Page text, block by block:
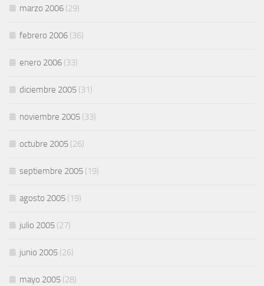
marzo 2006 (29)
febrero 2006 (36)
enero 2006 (33)
diciembre 2005 (31)
noviembre 2005 (33)
octubre 2005 (26)
septiembre 2005 (19)
agosto 2005 (19)
julio 2005 (27)
junio 2005 (26)
mayo 2005 (28)